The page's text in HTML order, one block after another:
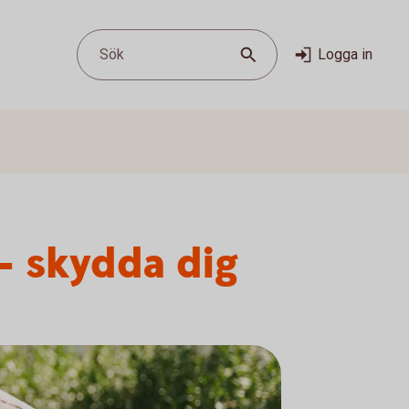
Sök Logga in
skydda dig